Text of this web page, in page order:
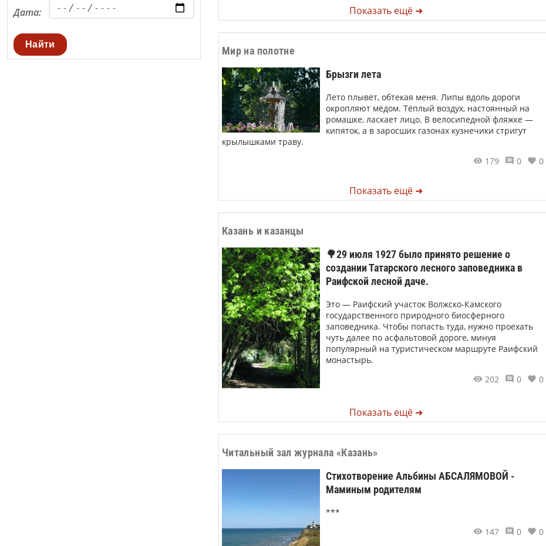
Дата:
Найти
Показать ещё ➜
Мир на полотне
Брызги лета
Лето плывёт, обтекая меня. Липы вдоль дороги
окропляют мёдом. Тёплый воздух, настоянный на
ромашке, ласкает лицо. В велосипедной фляжке —
кипяток, а в заросших газонах кузнечики стригут
крылышками траву.
179
0 0
Показать ещё ➜
Читальный зал журнала «Казань»
Стихотворение Альбины АБСАЛЯМОВОЙ -
Маминым родителям
***
147
0 0
Казань и казанцы
🌳29 июля 1927 было принято решение о
создании Татарского лесного заповедника в
Раифской лесной даче.
Это — Раифский участок Волжско-Камского
государственного природного биосферного
заповедника. Чтобы попасть туда, нужно проехать
чуть далее по асфальтовой дороге, минуя
популярный на туристическом маршруте Раифский
монастырь.
202
0 0
Показать ещё ➜